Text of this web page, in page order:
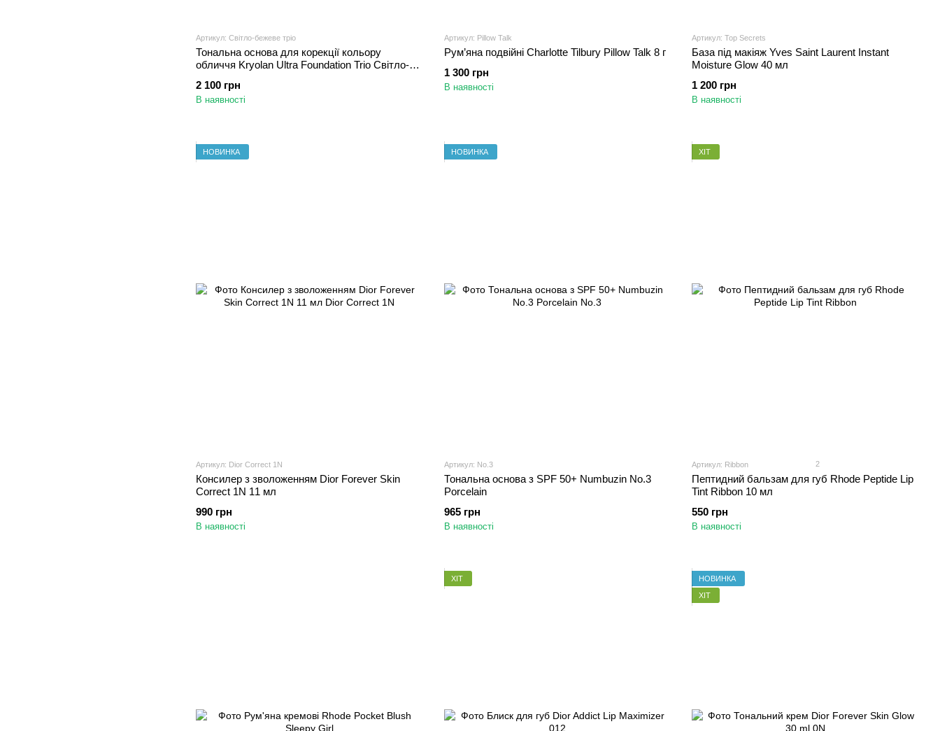
Артикул: Світло-бежеве тріо
Тональна основа для корекції кольору
обличчя Kryolan Ultra Foundation Trio Світло-
2 100 грн
В наявності
Артикул: Pillow Talk
Рум’яна подвійні Charlotte Tilbury Pillow Talk 8 г
1 300 грн
В наявності
Артикул: Top Secrets
База під макіяж Yves Saint Laurent Instant
Moisture Glow 40 мл
1 200 грн
В наявності
НОВИНКА
Артикул: Dior Correct 1N
Консилер з зволоженням Dior Forever Skin
Correct 1N 11 мл
990 грн
В наявності
НОВИНКА
Артикул: No.3
Тональна основа з SPF 50+ Numbuzin No.3
Porcelain
965 грн
В наявності
ХІТ
Артикул: Ribbon 2
Пептидний бальзам для губ Rhode Peptide Lip
Tint Ribbon 10 мл
550 грн
В наявності
ХІТ
НОВИНКА
ХІТ